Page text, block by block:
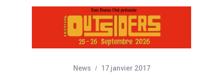
News 17 janvier 2017